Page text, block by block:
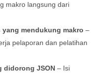
makro langsung dari
mendukung makro –
pelaporan dan pelatihan
didorong JSON – Isi